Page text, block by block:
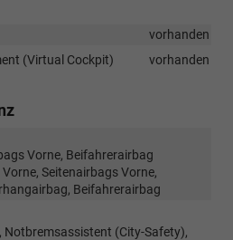
vorhanden
(Virtual Cockpit)
vorhanden
Vorne, Beifahrerairbag
Seitenairbags Vorne,
Beifahrerairbag
Notbremsassistent (City-Safety),